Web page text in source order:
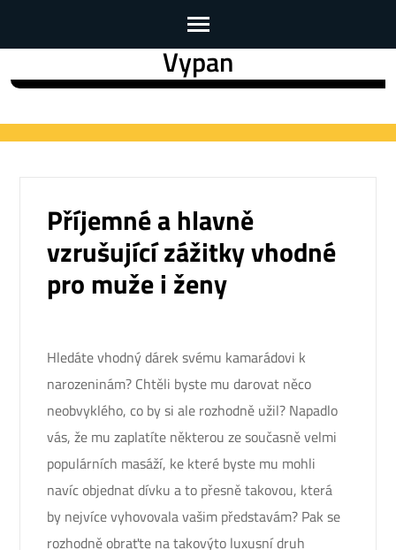
to
(Press
Vypan
Příjemné a hlavně
vzrušující zážitky vhodné
pro muže i ženy
Hledáte vhodný dárek svému kamarádovi k
narozeninám? Chtěli byste mu darovat něco
neobvyklého, co by si ale rozhodně užil? Napadlo
vás, že mu zaplatíte některou ze současně velmi
populárních masáží, ke které byste mu mohli
navíc objednat dívku a to přesně takovou, která
by nejvíce vyhovovala vašim představám? Pak se
rozhodně obraťte na takovýto luxusní druh